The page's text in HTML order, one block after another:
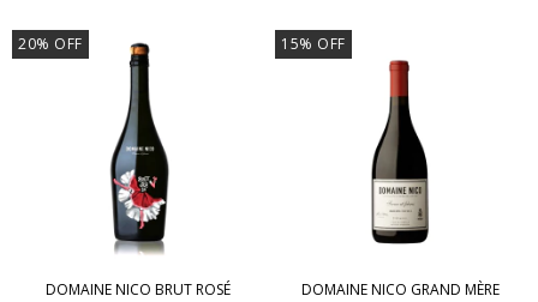
20% OFF
DOMAINE NICO BRUT ROSÉ
15% OFF
DOMAINE NICO GRAND MÈRE